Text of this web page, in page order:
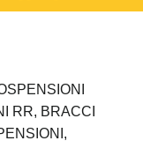
RR, BRACCI